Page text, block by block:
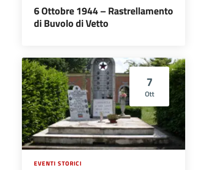
6 Ottobre 1944 – Rastrellamento
di Buvolo di Vetto
7
Ott
EVENTI STORICI